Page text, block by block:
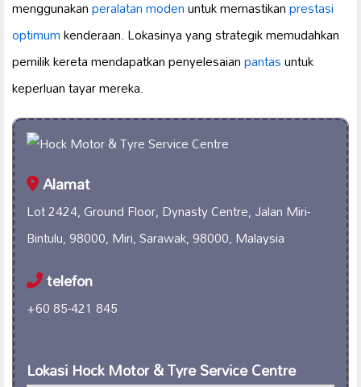
menggunakanperalatan modenuntuk memastikanprestasi
optimumkenderaan. Lokasinya yang strategik memudahkan
pemilik kereta mendapatkan penyelesaianpantasuntuk
keperluan tayar mereka.
Alamat
Lot 2424, Ground Floor, Dynasty Centre, Jalan Miri-
Bintulu, 98000, Miri, Sarawak, 98000, Malaysia
telefon
+60 85-421 845
Lokasi Hock Motor & Tyre Service Centre